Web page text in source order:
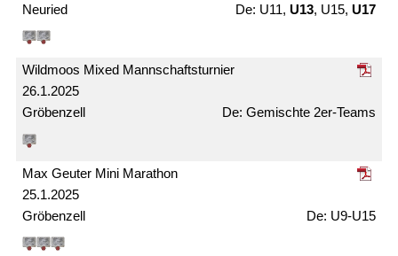
Neuried
U11, U13, U15, U17
26.1.2025
Wildmoos Mixed Mann­schafts­turnier
Gröbenzell Gemischte 2er-Teams
25.1.2025
Max Geuter Mini Marathon
Gröbenzell U9-U15